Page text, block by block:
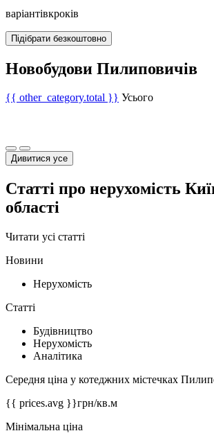
варіантівкроків
Підібрати безкоштовно
Новобудови Пилиповичів
{{ other_category.total }} Усього
Дивитися усе
Статті про нерухомість
області
Читати усі статті
Новини
Нерухомість
Статті
Будівництво
Нерухомість
Аналітика
Середня ціна у котеджних містечках
{{ prices.avg }}грн/кв.м
Мінімальна ціна